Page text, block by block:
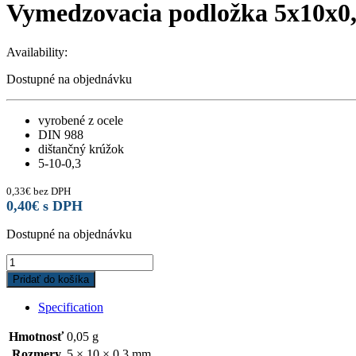
Vymedzovacia podložka
Availability:
Dostupné na objednávku
vyrobené z ocele
DIN 988
dištančný krúžok
5-10-0,3
0,33€ bez DPH
0,40€ s DPH
Dostupné na objednávku
Vymedzovacia
podložka
5x10x0,3
quantity
Pridať do košíka
Specification
Hmotnosť 0,05 g